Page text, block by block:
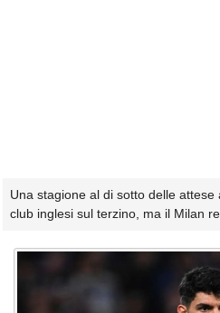
Una stagione al di sotto delle
club inglesi sul terzino, ma il Milan